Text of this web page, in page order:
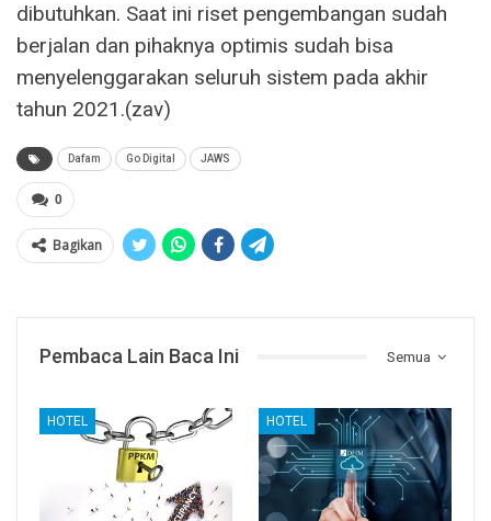
dibutuhkan. Saat ini riset pengembangan sudah
berjalan dan pihaknya optimis sudah bisa
menyelenggarakan seluruh sistem pada akhir
tahun 2021.(zav)
Dafam Go Digital JAWS
0
Bagikan
Semua
Pembaca Lain Baca Ini
HOTEL HOTEL